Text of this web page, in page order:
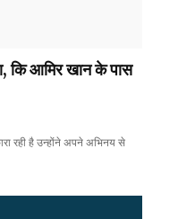
कि आमिर खान के पास
रही है उन्होंने अपने अभिनय से